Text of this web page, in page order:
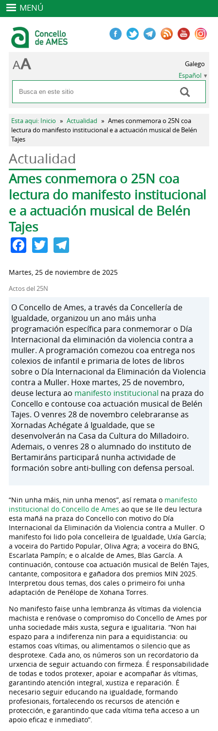
MENÚ
Formulario de búsqueda
Buscar
Galego
Español
Se encuentra usted aquí
Esta aqui: Inicio » Actualidad » Ames conmemora o 25N coa
lectura do manifesto institucional e a actuación musical de Belén
Tajes
Actualidad
Solapas principales
Ames conmemora o 25N coa
lectura do manifesto institucional
e a actuación musical de Belén
Tajes
Facebook
TwitterTelegram
Martes, 25 de noviembre de 2025
Actos del 25N
O Concello de Ames, a través da Concellería de
Igualdade, organizou un ano máis unha
programación específica para conmemorar o Día
Internacional da eliminación da violencia contra a
muller. A programación comezou coa entrega nos
colexios de infantil e primaria de lotes de libros
sobre o Día Internacional da Eliminación da Violencia
contra a Muller. Hoxe martes, 25 de novembro,
deuse lectura ao manifesto institucional na praza do
Concello e contouse coa actuación musical de Belén
Tajes. O venres 28 de novembro celebraranse as
Xornadas Achégate á Igualdade, que se
desenvolverán na Casa da Cultura do Milladoiro.
Ademais, o venres 28 o alumnado do instituto de
Bertamiráns participará nunha actividade de
formación sobre anti-bulling con defensa persoal.
​“Nin unha máis, nin unha menos”, así remata o manifesto
institucional do Concello de Ames ao que se lle deu lectura
esta mañá na praza do Concello con motivo do Día
Internacional da Eliminación da Violencia contra a Muller. O
manifesto foi lido pola concelleira de Igualdade, Uxía García;
a voceira do Partido Popular, Oliva Agra; a voceira do BNG,
Escarlata Pampín; e o alcalde de Ames, Blas García. A
continuación, contouse coa actuación musical de Belén Tajes,
cantante, compositora e gañadora dos premios MIN 2025.
Interpretou dous temas, dos cales o primeiro foi unha
adaptación de Penélope de Xohana Torres.
​No manifesto faise unha lembranza ás vítimas da violencia
machista e renóvase o compromiso do Concello de Ames por
unha sociedade máis xusta, segura e igualitaria. “Non hai
espazo para a indiferenza nin para a equidistancia: ou
estamos coas vítimas, ou alimentamos o silencio que as
desprotexe. Cada ano, os números son un recordatorio da
urxencia de seguir actuando con firmeza. É responsabilidade
de todas e todos protexer, apoiar e acompañar ás vítimas,
garantindo atención integral, xustiza e reparación. É
necesario seguir educando na igualdade, formando
profesionais, fortalecendo os recursos de atención e
protección, e garantindo que cada vítima teña acceso a un
apoio eficaz e inmediato”.